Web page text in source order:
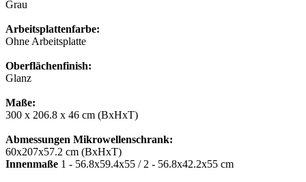
Grau
Arbeitsplattenfarbe:
Ohne Arbeitsplatte
Oberflächenfinish:
Glanz
Maße:
300 x 206.8 x 46 cm (BxHxT)
Abmessungen Mikrowellenschrank:
60x207x57.2 cm (BxHxT)
Innenmaße 1 - 56.8x59.4x55 / 2 - 56.8x42.2x55 cm